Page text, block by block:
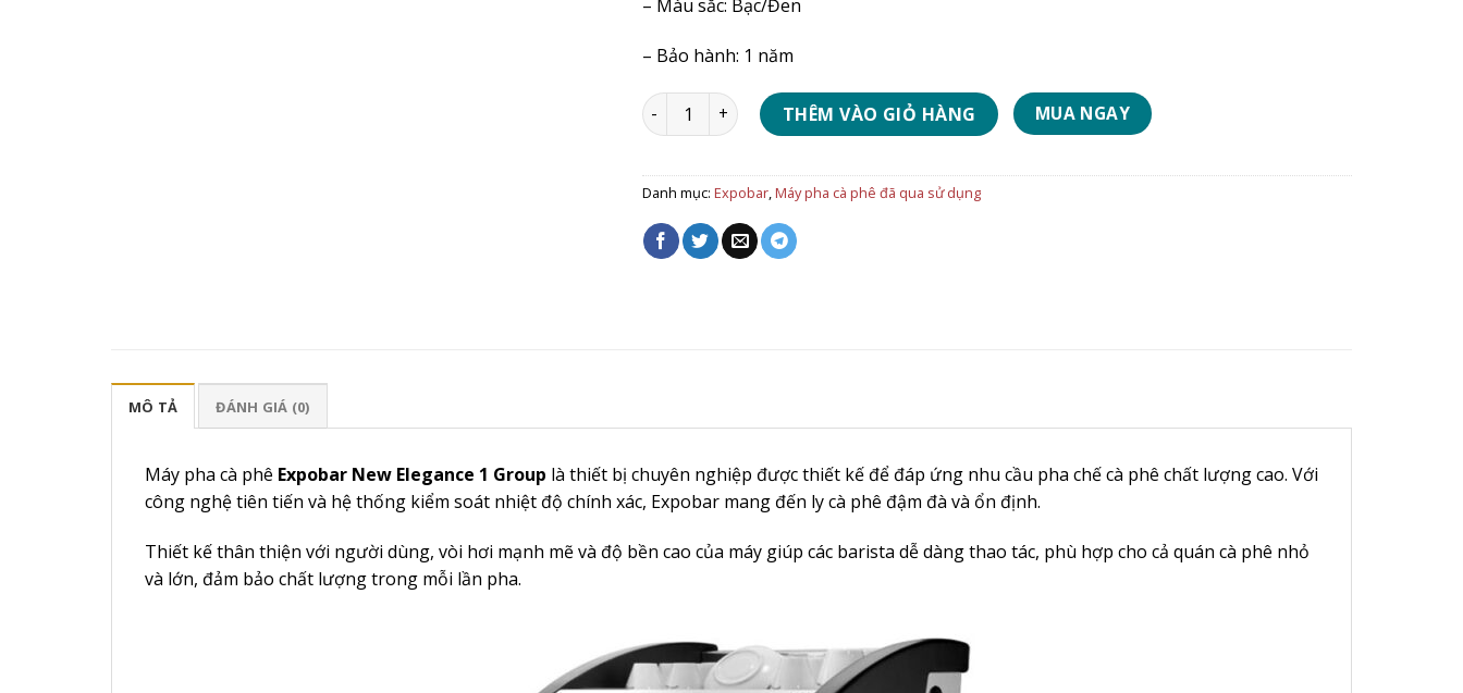
– Màu sắc: Bạc/Đen
– Bảo hành: 1 năm
Máy pha cà phê Expobar New Elegance 1 Group Trưng Bày số lượng
THÊM VÀO GIỎ HÀNG MUA NGAY
Danh mục: Expobar,Máy pha cà phê đã qua sử dụng
MÔ TẢ ĐÁNH GIÁ (0)
Máy pha cà phê Expobar New Elegance 1 Group là thiết bị chuyên nghiệp được thiết kế để đáp ứng nhu cầu pha chế cà phê chất lượng cao. Với
công nghệ tiên tiến và hệ thống kiểm soát nhiệt độ chính xác, Expobar mang đến ly cà phê đậm đà và ổn định.
Thiết kế thân thiện với người dùng, vòi hơi mạnh mẽ và độ bền cao của máy giúp các barista dễ dàng thao tác, phù hợp cho cả quán cà phê nhỏ
và lớn, đảm bảo chất lượng trong mỗi lần pha.